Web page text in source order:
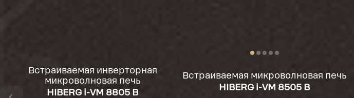
Встраиваемая инверторная
микроволновая печь
HIBERG i-VM 8805 B
Встраиваемая микроволновая печь
HIBERG i-VM 8505 B